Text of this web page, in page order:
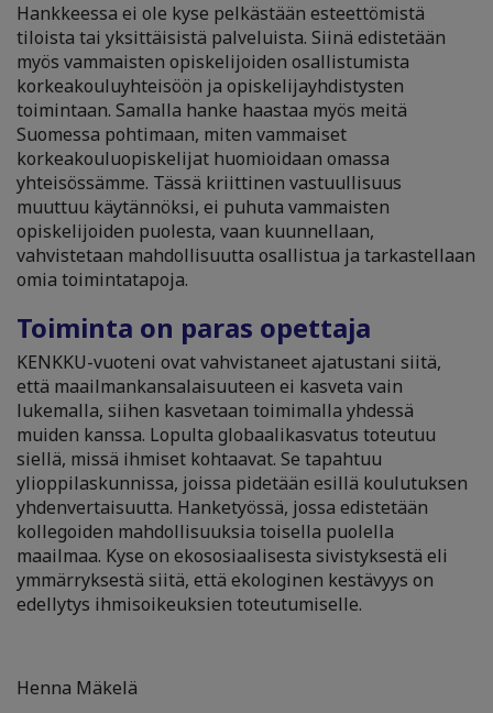
Hankkeessa ei ole kyse pelkästään esteettömistä
tiloista tai yksittäisistä palveluista. Siinä edistetään
myös vammaisten opiskelijoiden osallistumista
korkeakouluyhteisöön ja opiskelijayhdistysten
toimintaan. Samalla hanke haastaa myös meitä
Suomessa pohtimaan, miten vammaiset
korkeakouluopiskelijat huomioidaan omassa
yhteisössämme. Tässä kriittinen vastuullisuus
muuttuu käytännöksi, ei puhuta vammaisten
opiskelijoiden puolesta, vaan kuunnellaan,
vahvistetaan mahdollisuutta osallistua ja tarkastellaan
omia toimintatapoja.
Toiminta on paras opettaja
KENKKU-vuoteni ovat vahvistaneet ajatustani siitä,
että maailmankansalaisuuteen ei kasveta vain
lukemalla, siihen kasvetaan toimimalla yhdessä
muiden kanssa. Lopulta globaalikasvatus toteutuu
siellä, missä ihmiset kohtaavat. Se tapahtuu
ylioppilaskunnissa, joissa pidetään esillä koulutuksen
yhdenvertaisuutta. Hanketyössä, jossa edistetään
kollegoiden mahdollisuuksia toisella puolella
maailmaa. Kyse on ekososiaalisesta sivistyksestä eli
ymmärryksestä siitä, että ekologinen kestävyys on
edellytys ihmisoikeuksien toteutumiselle.
Henna Mäkelä